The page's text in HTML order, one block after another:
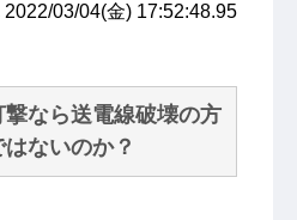
2022/03/04(金) 17:52:48.95
なら送電線破壊の方
ないのか？